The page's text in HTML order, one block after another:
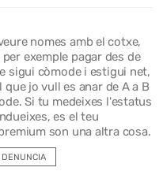
nomes amb el cotxe,
exemple pagar des de
sigui còmode i estigui net,
jo vull es anar de A a B
Si tu medeixes l'estatus
es el teu
son una altra cosa.
DENUNCIA